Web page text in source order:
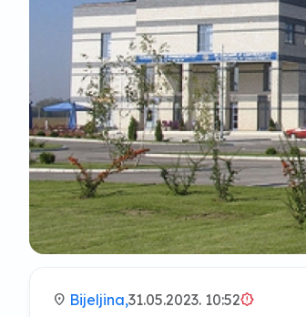
location_on Bijeljina,31.05.2023. 10:52brightness_alert